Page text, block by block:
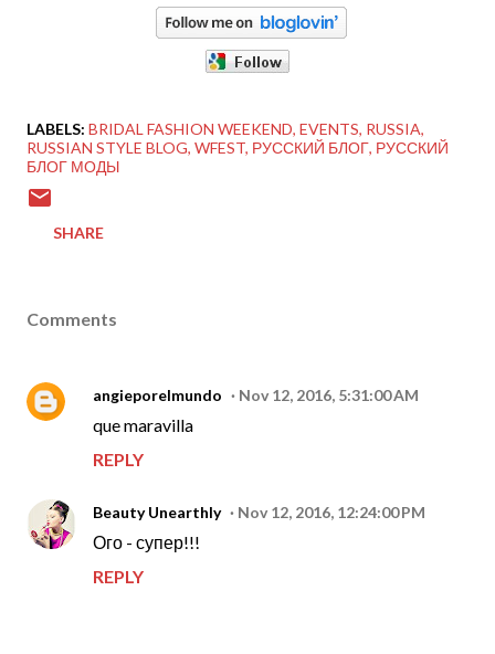
LABELS: BRIDAL FASHION WEEKEND EVENTS RUSSIA
RUSSIAN STYLE BLOG WFEST РУССКИЙ БЛОГ РУССКИЙ
БЛОГ МОДЫ
SHARE
Comments
angieporelmundo Nov 12, 2016, 5:31:00 AM
que maravilla
REPLY
Beauty Unearthly Nov 12, 2016, 12:24:00 PM
Ого - супер!!!
REPLY